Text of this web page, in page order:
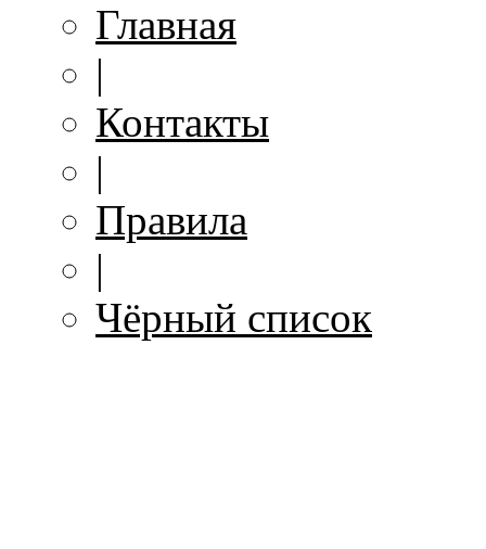
Главная
|
Контакты
|
Правила
|
Чёрный список